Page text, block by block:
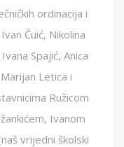
ordinacija i
Čuić, Nikolina
Spajić, Anica
Letica i
Ružicom
Ivanom
vrijedni školski